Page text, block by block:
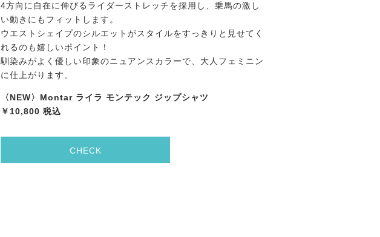
4方向に自在に伸びるライダーストレッチを採用し、乗馬の激し
い動きにもフィットします。
ウエストシェイプのシルエットがスタイルをすっきりと見せてく
れるのも嬉しいポイント！
馴染みがよく優しい印象のニュアンスカラーで、大人フェミニン
に仕上がります。
〈NEW〉Montar ライラ モンテック ジップシャツ
￥10,800 税込
CHECK